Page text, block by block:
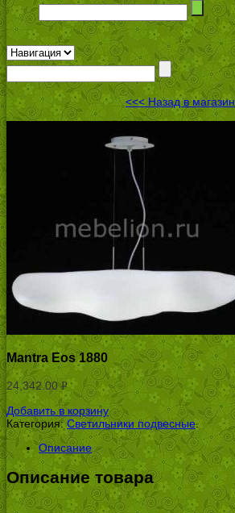
<<< Назад в магазин
Mantra Eos 1880
24,342.00Р
УБ.
Добавить в корзину
Категория: Светильники подвесные.
Описание
Описание товара